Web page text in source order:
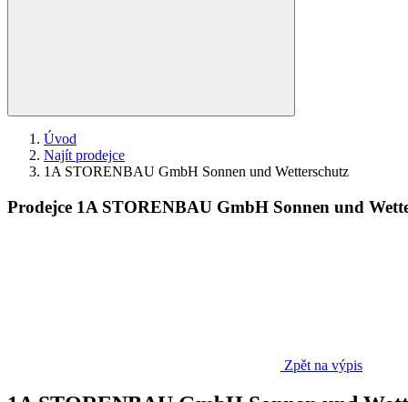
Úvod
Najít prodejce
1A STORENBAU GmbH Sonnen und Wetterschutz
Prodejce 1A STORENBAU GmbH Sonnen und
Zpět na výpis